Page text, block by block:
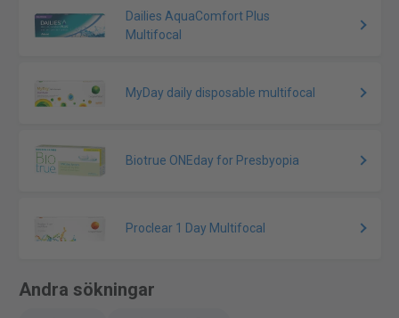
Dailies AquaComfort Plus
Multifocal
MyDay daily disposable multifocal
Biotrue ONEday for Presbyopia
Proclear 1 Day Multifocal
Andra sökningar